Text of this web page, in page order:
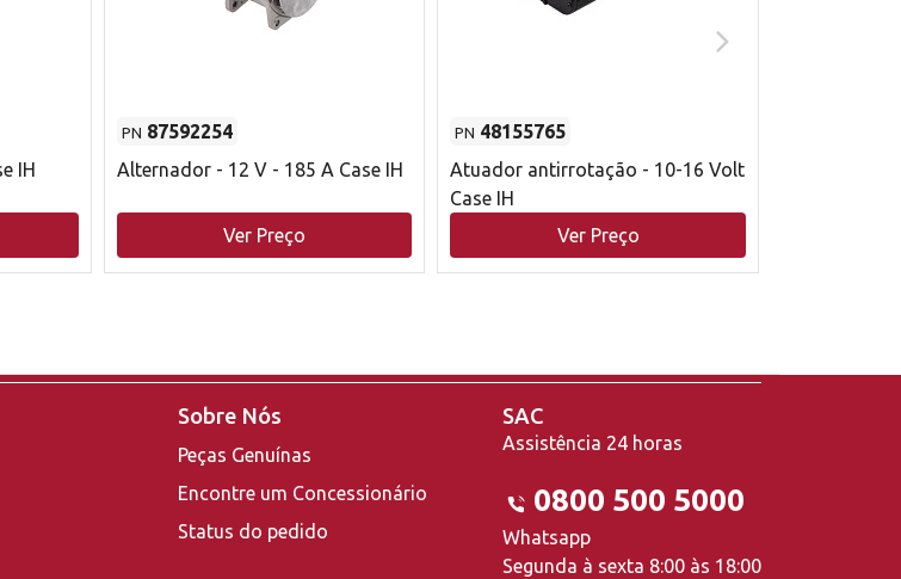
IH
PN 87592254
Alternador - 12 V - 185 A Case IH
Ver Preço
PN 48155765
Atuador antirrotação - 10-16 Volt
Case IH
Ver Preço
Sobre Nós
Peças Genuínas
Encontre um Concessionário
Status do pedido
SAC
Assistência 24 horas
0800 500 5000
Whatsapp
Segunda à sexta 8:00 às 18:00